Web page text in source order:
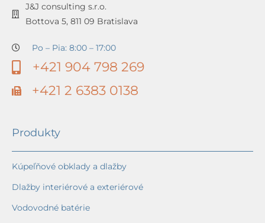
J&J consulting s.r.o.
Bottova 5, 811 09 Bratislava
Po – Pia: 8:00 – 17:00
+421 904 798 269
+421 2 6383 0138
Produkty
Kúpeľňové obklady a dlažby
Dlažby interiérové a exteriérové
Vodovodné batérie